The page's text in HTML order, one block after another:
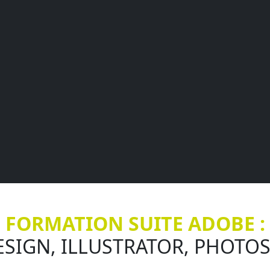
FORMATION SUITE ADOBE :
ILLUSTRATOR,